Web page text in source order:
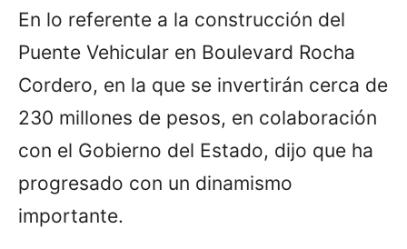
En lo referente a la construcción del
Puente Vehicular en Boulevard Rocha
Cordero, en la que se invertirán cerca de
230 millones de pesos, en colaboración
con el Gobierno del Estado, dijo que ha
progresado con un dinamismo
importante.